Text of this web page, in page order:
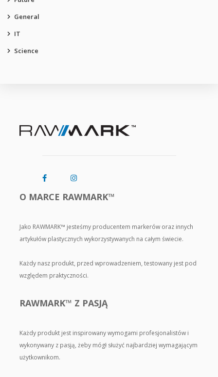
General
IT
Science
O MARCE RAWMARK™
Jako RAWMARK™ jesteśmy producentem markerów oraz innych
artykułów plastycznych wykorzystywanych na całym świecie.
Każdy nasz produkt, przed wprowadzeniem, testowany jest pod
względem praktyczności.
RAWMARK™ Z PASJĄ
Każdy produkt jest inspirowany wymogami profesjonalistów i
wykonywany z pasją, żeby mógł służyć najbardziej wymagającym
użytkownikom.